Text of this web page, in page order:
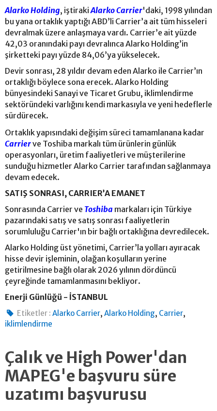
Alarko Holding, iştirakiAlarko Carrier'daki, 1998 yılından
bu yana ortaklık yaptığı ABD’li Carrier’a ait tüm hisseleri
devralmak üzere anlaşmaya vardı. Carrier’e ait yüzde
42,03 oranındaki payı devralınca Alarko Holding’in
şirketteki payı yüzde 84,06’ya yükselecek.
Devir sonrası, 28 yıldır devam eden Alarko ile Carrier’ın
ortaklığı böylece sona erecek. Alarko Holding
bünyesindeki Sanayi ve Ticaret Grubu, iklimlendirme
sektöründeki varlığını kendi markasıyla ve yeni hedeflerle
sürdürecek.
Ortaklık yapısındaki değişim süreci tamamlanana kadar
Carrierve Toshiba markalı tüm ürünlerin günlük
operasyonları, üretim faaliyetleri ve müşterilerine
sunduğu hizmetler Alarko Carrier tarafından sağlanmaya
devam edecek.
SATIŞ SONRASI, CARRIER’A EMANET
Sonrasında Carrier ve Toshiba markaları için Türkiye
pazarındaki satış ve satış sonrası faaliyetlerin
sorumluluğu Carrier'ın bir bağlı ortaklığına devredilecek.
Alarko Holding üst yönetimi, Carrier’la yolları ayıracak
hisse devir işleminin, olağan koşulların yerine
getirilmesine bağlı olarak 2026 yılının dördüncü
çeyreğinde tamamlanmasını bekliyor.
Enerji Günlüğü - İSTANBUL
Etiketler : Alarko Carrier,Alarko Holding, Carrier,
iklimlendirme
Çalık ve High Power'dan
MAPEG'e başvuru süre
uzatımı başvurusu